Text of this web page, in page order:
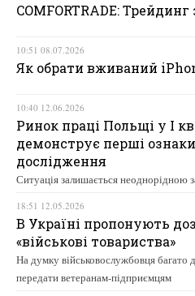
COMFORTRADE:
10:51 08.07.2026
Як обрати вживаний
10:40 12.06.2026
Ринок праці Польщі у І
демонструє перші ознаки
дослідження
Ситуація залишається неоднорідною
18:51 12.05.2026
В Україні пропонують
«військові товариства»
На думку військовослужбовця
передати ветеранам-підприємцям